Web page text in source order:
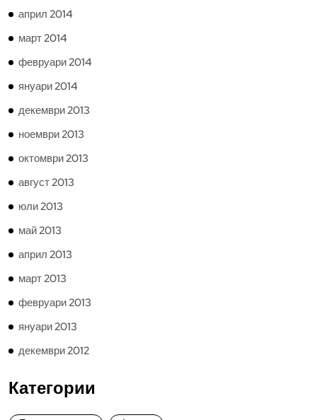
април 2014
март 2014
февруари 2014
януари 2014
декември 2013
ноември 2013
октомври 2013
август 2013
юли 2013
май 2013
април 2013
март 2013
февруари 2013
януари 2013
декември 2012
Категории